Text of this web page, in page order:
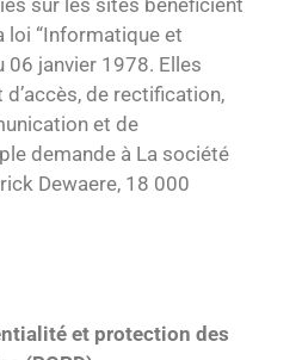
sur les sites bénéficient
loi “Informatique et
06 janvier 1978. Elles
d’accès, de rectification,
et de
demande à La société
Dewaere, 18 000
et protection des